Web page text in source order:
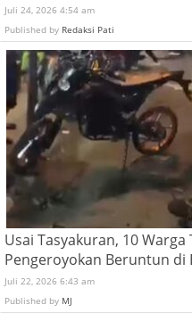
Juli 24, 2026 4:54 am
Published by Redaksi Pati
Usai Tasyakuran, 10
Pengeroyokan Beruntun di
Juli 22, 2026 6:43 am
Published by MJ